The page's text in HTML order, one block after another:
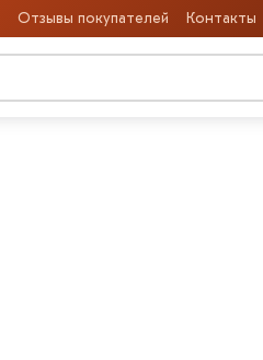
Отзывы покупателей Контакты